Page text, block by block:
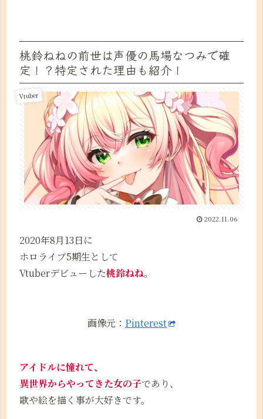
桃鈴ねねの前世は声優の馬場なつみで確
定！？特定された理由も紹介！
Vtuber
2022.11.06
2020年8月13日に
ホロライブ5期生として
Vtuberデビューした桃鈴ねね。
画像元： Pinterest
アイドルに憧れて、
異世界からやってきた女の子であり、
歌や絵を描く事が大好きです。